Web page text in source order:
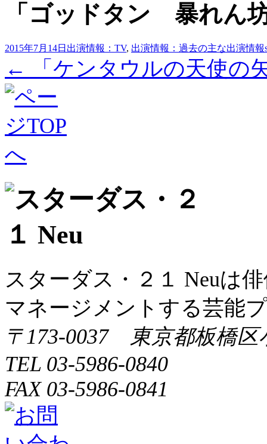
「ゴッドタン 暴れん
2015年7月14日 出演情報：TV, 出演情報：過去の主な出演情報
稿
ナ
ビ
ゲ
ー
シ
ョ
← 「ケンタウルの天使の
スターダス・２１ Neuは
マネージメントする芸能
〒173-0037 東京都板橋区
TEL 03-5986-0840
FAX 03-5986-0841